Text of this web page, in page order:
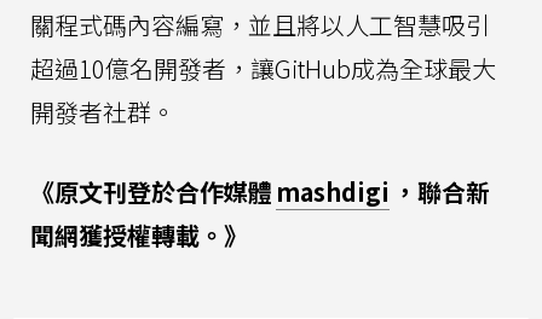
關程式碼內容編寫，並且將以人工智慧吸引
超過10億名開發者，讓GitHub成為全球最大
開發者社群。
《原文刊登於合作媒體 mashdigi ，聯合新
聞網獲授權轉載。》